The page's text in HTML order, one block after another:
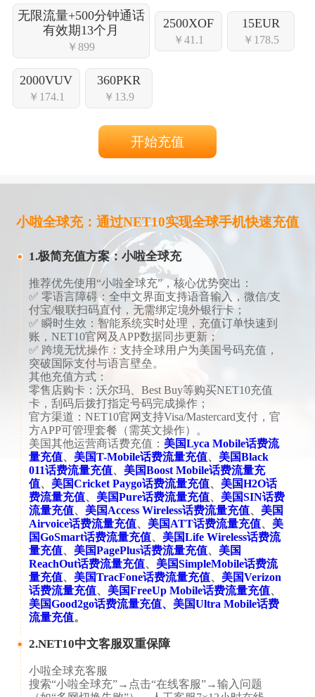
无限流量+500分钟通话
有效期13个月
￥899
2500XOF
￥41.1
15EUR
￥178.5
2000VUV
￥174.1
360PKR
￥13.9
开始充值
小啦全球充：通过NET10实现全球手机快速充值
1.极简充值方案：小啦全球充
推荐优先使用“小啦全球充”，核心优势突出：
✅ ​​零语言障碍​​：全中文界面支持语音输入，微信/支
付宝/银联扫码直付，无需绑定境外银行卡；
✅ ​​瞬时生效​​：智能系统实时处理，充值订单快速到
账，NET10官网及APP数据同步更新；
✅ ​​跨境无忧操作​​：支持全球用户为美国号码充值，
突破国际支付与语言壁垒。
​​​​其他充值方式​​：​​
​​零售店购卡​​：沃尔玛、Best Buy等购买NET10充值
卡，刮码后拨打指定号码完成操作；
​​官方渠道​​：NET10官网支持Visa/Mastercard支付，官
方APP可管理套餐（需英文操作）。
美国其他运营商话费充值： 美国Lyca Mobile话费流
量充值、 美国T-Mobile话费流量充值、 美国Black
011话费流量充值、 美国Boost Mobile话费流量充
值、 美国Cricket Paygo话费流量充值、 美国H2O话
费流量充值、 美国Pure话费流量充值、 美国SIN话费
流量充值、 美国Access Wireless话费流量充值、 美国
Airvoice话费流量充值、 美国ATT话费流量充值、 美
国GoSmart话费流量充值、 美国Life Wireless话费流
量充值、 美国PagePlus话费流量充值、 美国
ReachOut话费流量充值、 美国SimpleMobile话费流
量充值、 美国TracFone话费流量充值、 美国Verizon
话费流量充值、 美国FreeUp Mobile话费流量充值、
美国Good2go话费流量充值、 美国Ultra Mobile话费
流量充值。
2.​NET10中文客服双重保障​
小啦全球充客服​​​​
搜索“小啦全球充”→点击“在线客服”→输入问题